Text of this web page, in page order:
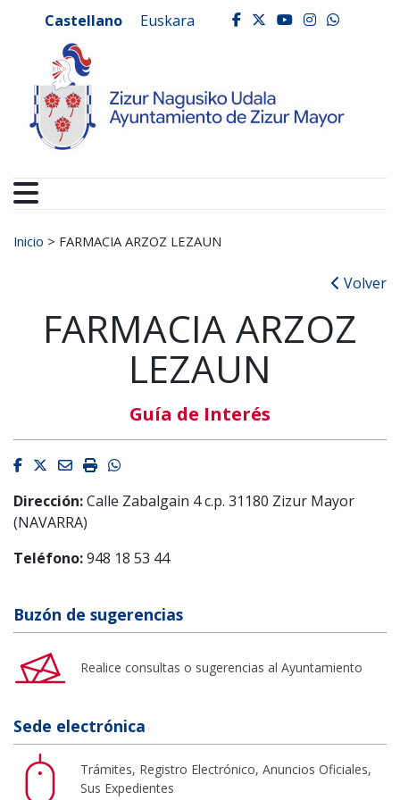
Ayuntamiento de
Castellano Euskara facebook
twitter
youtube
Buscar:
Inicio > FARMACIA ARZOZ LEZAUN
Volver
FARMACIA ARZOZ
LEZAUN
Guía de Interés
Facebook
Twitter
EmailImprimirWhatsapp
Dirección:Calle Zabalgain 4 c.p. 31180 Zizur Mayor
(NAVARRA)
Teléfono:948 18 53 44
Buzón de sugerencias
Realice consultas o sugerencias al Ayuntamiento
Sede electrónica
Trámites, Registro Electrónico, Anuncios Oficiales,
Sus Expedientes